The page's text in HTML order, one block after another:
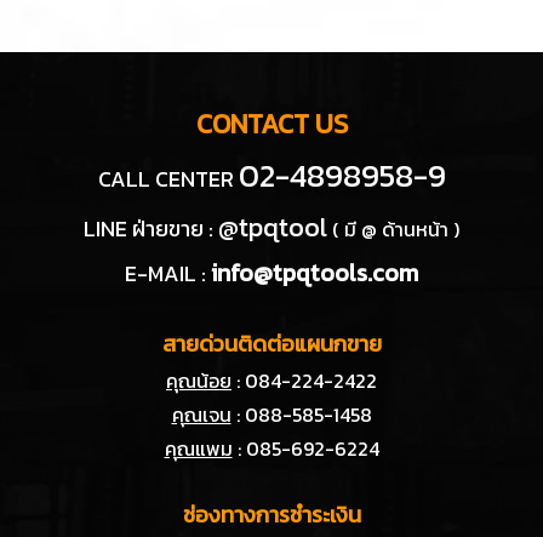
CONTACT US
CALL CENTER 02-4898958-9
LINE ฝ่ายขาย : @tpqtool ( มี @ ด้านหน้า )
E-MAIL :info@tpqtools.com
สายด่วนติดต่อแผนกขาย
คุณน้อย : 084-224-2422
คุณเจน : 088-585-1458
คุณแพม : 085-692-6224
ช่องทางการชำระเงิน